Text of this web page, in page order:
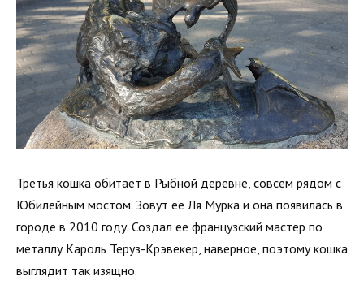
Третья кошка обитает в Рыбной деревне, совсем рядом с
Юбилейным мостом. Зовут ее Ля Мурка и она появилась в
городе в 2010 году. Создал ее французский мастер по
металлу Кароль Теруз-Крэвекер, наверное, поэтому кошка
выглядит так изящно.